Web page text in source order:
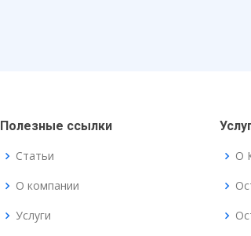
Полезные ссылки
Статьи
О компании
Услуги
О